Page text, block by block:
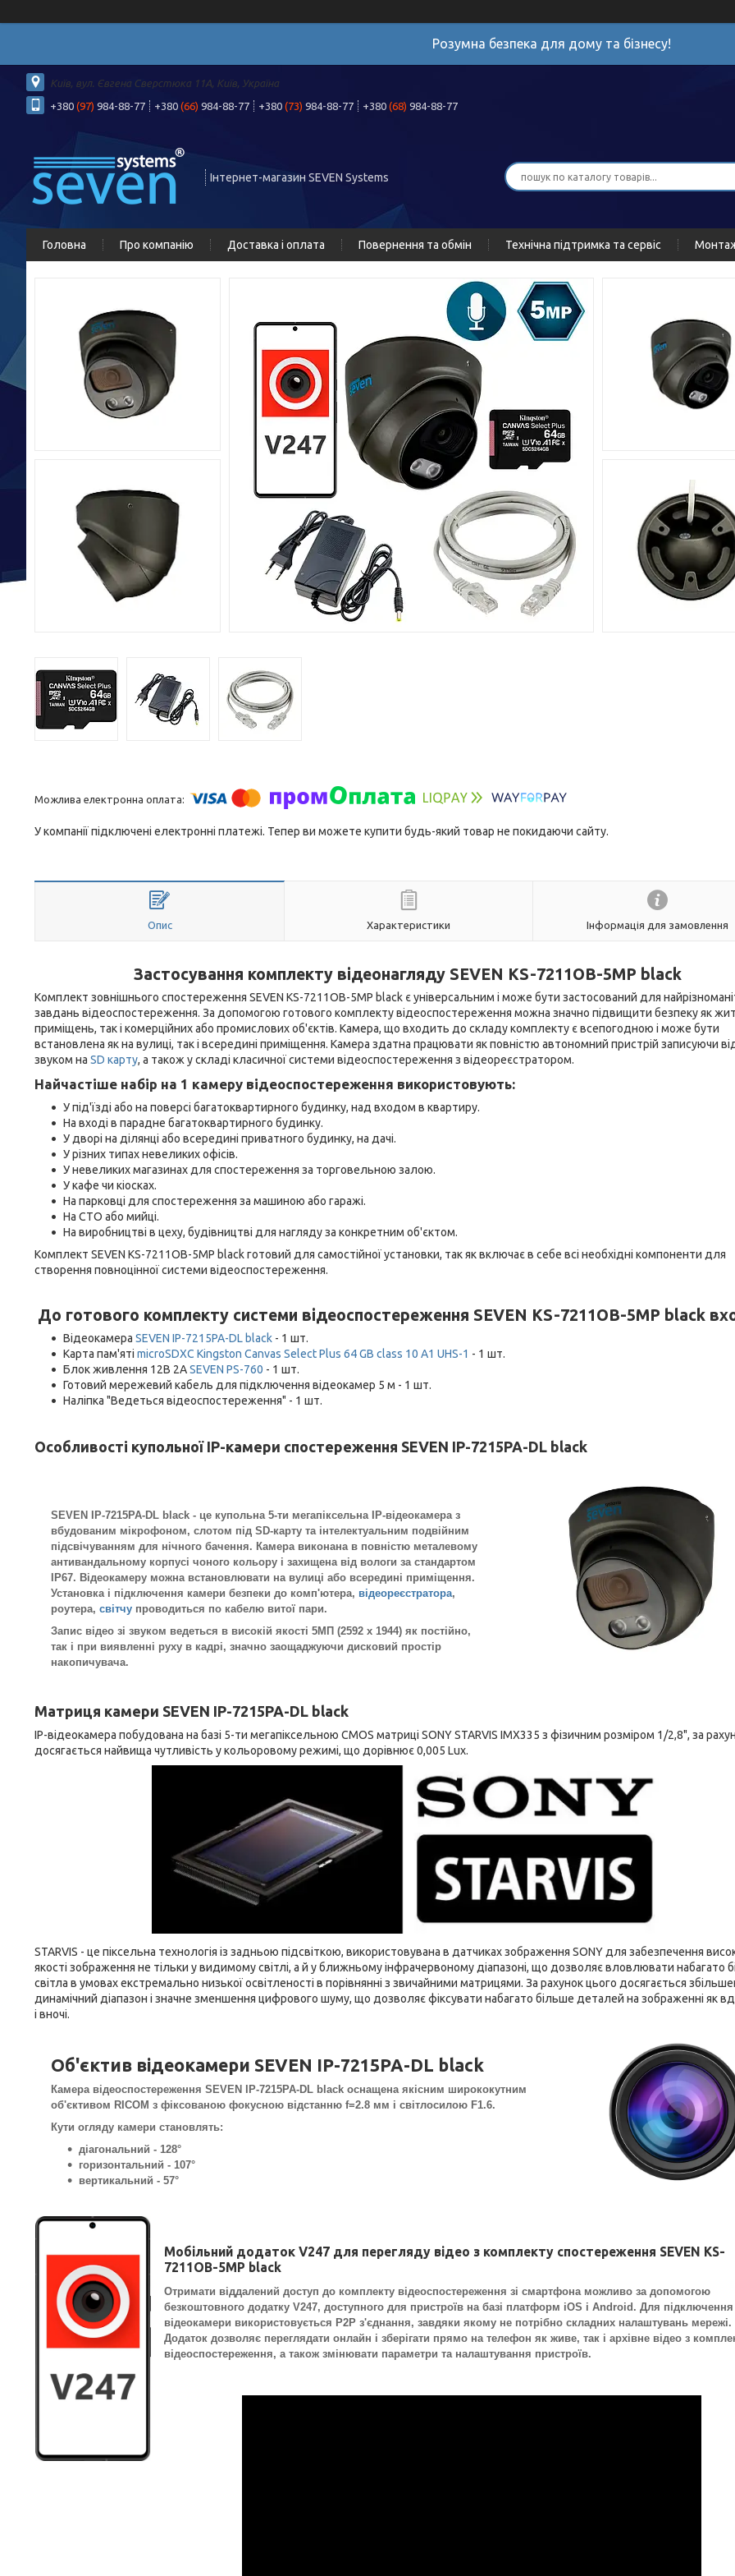
Розумна безпека для дому та бізнесу!
Київ, вул. Євгена Сверстюка 11А, Київ, Україна
+380 (97) 984-88-77 +380 (66) 984-88-77 +380 (73) 984-88-77 +380 (68) 984-88-77
Інтернет-магазин SEVEN Systems
Головна Про компанію Доставка і оплата Повернення та обмін Технічна підтримка та сервіс
У компанії підключені електронні платежі. Тепер ви можете купити будь-який товар не покидаючи сайту.
Опис Характеристики Інформація для замовлення
Застосування комплекту відеонагляду SEVEN KS-7211OB-5MP black
Комплект зовнішнього спостереження SEVEN KS-7211OB-5MP black є універсальним і може бути застосований для
завдань відеоспостереження. За допомогою готового комплекту відеоспостереження можна значно підвищити безпеку як
приміщень, так і комерційних або промислових об'єктів. Камера, що входить до складу комплекту є всепогодною і може бути
встановлена як на вулиці, так і всередині приміщення. Камера здатна працювати як повністю автономний пристрій записуючи
звуком на SD карту, а також у складі класичної системи відеоспостереження з відеореєстратором.
Найчастіше набір на 1 камеру відеоспостереження використовують:
У під'їзді або на поверсі багатоквартирного будинку, над входом в квартиру.
На вході в парадне багатоквартирного будинку.
У дворі на ділянці або всередині приватного будинку, на дачі.
У різних типах невеликих офісів.
У невеликих магазинах для спостереження за торговельною залою.
У кафе чи кіосках.
На парковці для спостереження за машиною або гаражі.
На СТО або мийці.
На виробництві в цеху, будівництві для нагляду за конкретним об'єктом.
Комплект SEVEN KS-7211OB-5MP black готовий для самостійної установки, так як включає в себе всі необхідні компоненти для
створення повноцінної системи відеоспостереження.
До готового комплекту системи відеоспостереження SEVEN KS-7211OB-5MP black
Відеокамера SEVEN IP-7215PA-DL black - 1 шт.
Карта пам'яті microSDXC Kingston Canvas Select Plus 64 GB class 10 А1 UHS-1 - 1 шт.
Блок живлення 12В 2АSEVEN PS-760 - 1 шт.
Готовий мережевий кабель для підключення відеокамер 5 м - 1 шт.
Наліпка "Ведеться відеоспостереження" - 1 шт.
Особливості купольної IP-камери спостереження SEVEN IP-7215PA-DL black
SEVEN IP-7215PA-DL black - це купольна 5-ти мегапіксельна IP-відеокамера з
вбудованим мікрофоном, слотом під SD-карту та інтелектуальним подвійним
підсвічуванням для нічного бачення. Камера виконана в повністю металевому
антивандальному корпусі чоного кольору і захищена від вологи за стандартом
IP67. Відеокамеру можна встановлювати на вулиці або всередині приміщення.
Установка і підключення камери безпеки до комп'ютера, відеореєстратора,
роутера, світчу проводиться по кабелю витої пари.
Запис відео зі звуком ведеться в високій якості 5МП (2592 x 1944) як постійно,
так і при виявленні руху в кадрі, значно заощаджуючи дисковий простір
накопичувача.
Матриця камери SEVEN IP-7215PA-DL black
IP-відеокамера побудована на базі 5-ти мегапіксельною CMOS матриці SONY STARVIS IMX335 з фізичним розміром 1/2,8", за
досягається найвища чутливість у кольоровому режимі, що дорівнює 0,005 Lux.
STARVIS - це піксельна технологія із задньою підсвіткою, використовувана в датчиках зображення SONY для забезпечення
якості зображення не тільки у видимому світлі, а й у ближньому інфрачервоному діапазоні, що дозволяє вловлювати набагато
світла в умовах екстремально низької освітленості в порівнянні з звичайними матрицями. За рахунок цього досягається
динамічний діапазон і значне зменшення цифрового шуму, що дозволяє фіксувати набагато більше деталей на зображенні як
і вночі.
Об'єктив відеокамери SEVEN IP-7215PA-DL black
Камера відеоспостереження SEVEN IP-7215PA-DL black оснащена якісним ширококутним
об'єктивом RICOM з фіксованою фокусною відстанню f=2.8 мм і світлосилою F1.6.
Кути огляду камери становлять:
діагональний - 128°
горизонтальний - 107°
вертикальний - 57°
Мобільний додаток V247 для перегляду відео з комплекту спостереження SEVEN KS-
7211OB-5MP black
Отримати віддалений доступ до комплекту відеоспостереження зі смартфона можливо за допомогою
безкоштовного додатку V247, доступного для пристроїв на базі платформ iOS і Android. Для
відеокамери використовується P2P з'єднання, завдяки якому не потрібно складних налаштувань мережі.
Додаток дозволяє переглядати онлайн і зберігати прямо на телефон як живе, так і архівне відео з
відеоспостереження, а також змінювати параметри та налаштування пристроїв.